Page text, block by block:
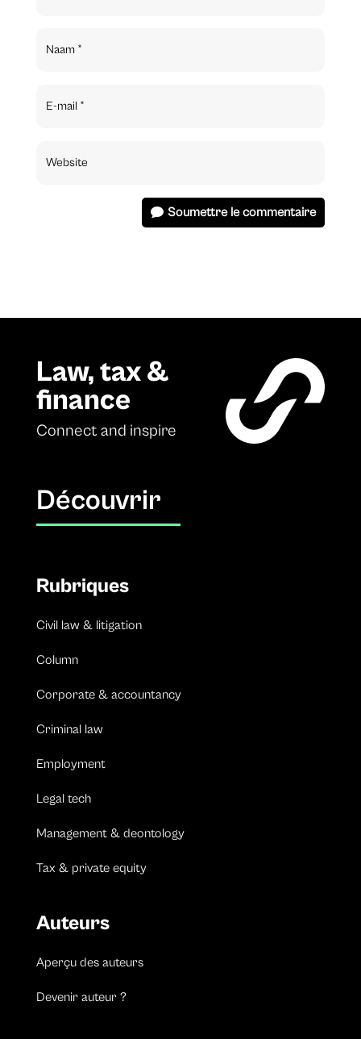
Soumettre le commentaire
Law, tax &
finance
Connect and inspire
Découvrir
Rubriques
Civil law & litigation
Column
Corporate & accountancy
Criminal law
Employment
Legal tech
Management & deontology
Tax & private equity
Auteurs
Aperçu des auteurs
Devenir auteur ?